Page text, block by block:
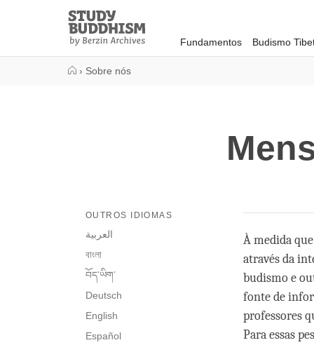
Study
Buddhism
Home
Fundamentos Budismo
› Sobre nós
OUTROS IDIOMAS
العربية
বাংলা
བོད་ཡིག་
Deutsch
English
Español
À medida
através da
budismo e
fonte de
professores
Para essas